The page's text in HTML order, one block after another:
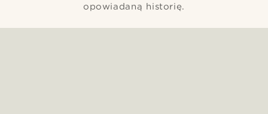
opowiadaną historię.